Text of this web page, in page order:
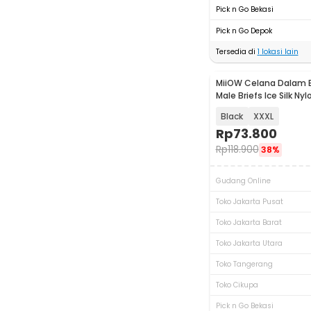
Pick n Go Bekasi
Pick n Go Depok
Tersedia di 1 lokasi lain
Akan Datang
MiiOW Celana Dalam
Male Briefs Ice Silk
Black XXXL
Rp73.800
Rp118.900 38%
Gudang Online
Toko Jakarta Pusat
Toko Jakarta Barat
Toko Jakarta Utara
Toko Tangerang
Toko Cikupa
Pick n Go Bekasi